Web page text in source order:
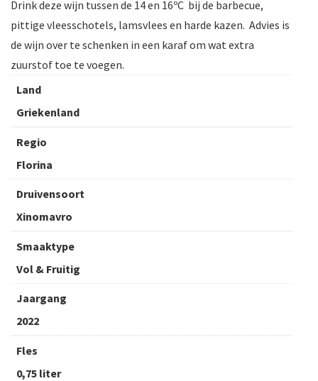
Drink deze wijn tussen de 14 en 16ºC bij de barbecue,
pittige vleesschotels, lamsvlees en harde kazen. Advies is
de wijn over te schenken in een karaf om wat extra
zuurstof toe te voegen.
Land
Griekenland
Regio
Florina
Druivensoort
Xinomavro
Smaaktype
Vol & Fruitig
Jaargang
2022
Fles
0,75 liter